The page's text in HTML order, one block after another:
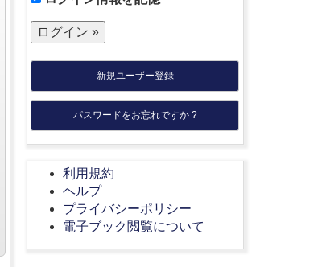
新規ユーザー登録
パスワードをお忘れですか ?
利用規約
ヘルプ
プライバシーポリシー
電子ブック閲覧について